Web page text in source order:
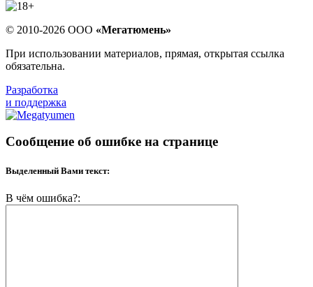
© 2010-2026 ООО «Мегатюмень»
При использовании материалов, прямая, открытая ссылка
обязательна.
Разработка
и поддержка
Сообщение об ошибке на странице
Выделенный Вами текст:
В чём ошибка?: